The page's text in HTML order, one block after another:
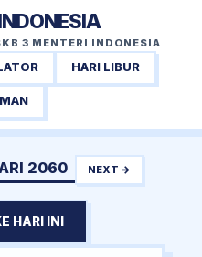
3 MENTERI INDONESIA
HARI LIBUR
2060 NEXT →
HARI INI